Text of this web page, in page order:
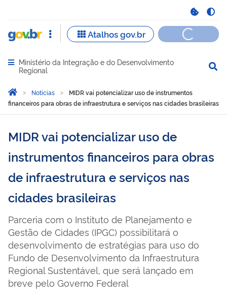
Abrir menu principal de navegação
Ministério da Integração e do Desenvolvimento
Regional
Você está aqui:
Página Inicial
Notícias
MIDR vai potencializar uso de instrumentos
financeiros para obras de infraestrutura e serviços nas cidades brasileiras
MIDR vai potencializar uso de
instrumentos financeiros para obras
de infraestrutura e serviços nas
cidades brasileiras
Parceria com o Instituto de Planejamento e
Gestão de Cidades (IPGC) possibilitará o
desenvolvimento de estratégias para uso do
Fundo de Desenvolvimento da Infraestrutura
Regional Sustentável, que será lançado em
breve pelo Governo Federal